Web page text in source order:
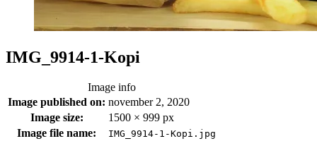
IMG_9914-1-Kopi
Image info
Image published on: november 2, 2020
Image size:
1500 × 999 px
Image file name:
IMG_9914-1-Kopi.jpg